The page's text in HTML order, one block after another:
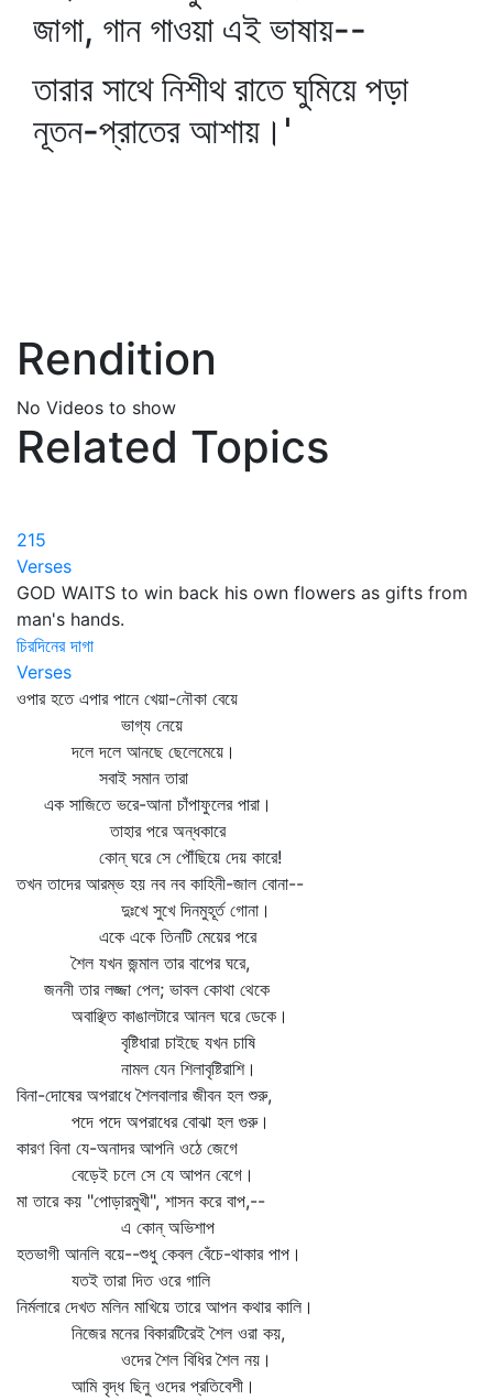
জাগা, গান গাওয়া এই ভাষায়--
তারার সাথে নিশীথ রাতে ঘুমিয়ে পড়া
নূতন-প্রাতের আশায়।'
Rendition
No Videos to show
Related Topics
215
Verses
GOD WAITS to win back his own flowers as gifts from
man's hands.
চিরদিনের দাগা
Verses
ওপার হতে এপার পানে খেয়া-নৌকা বেয়ে
ভাগ্য নেয়ে
দলে দলে আনছে ছেলেমেয়ে।
সবাই সমান তারা
এক সাজিতে ভরে-আনা চাঁপাফুলের পারা।
তাহার পরে অন্ধকারে
কোন্‌ ঘরে সে পৌঁছিয়ে দেয় কারে!
তখন তাদের আরম্ভ হয় নব নব কাহিনী-জাল বোনা--
দুঃখে সুখে দিনমুহূর্ত গোনা।
একে একে তিনটি মেয়ের পরে
শৈল যখন জন্মাল তার বাপের ঘরে,
জননী তার লজ্জা পেল; ভাবল কোথা থেকে
অবাঞ্ছিত কাঙালটারে আনল ঘরে ডেকে।
বৃষ্টিধারা চাইছে যখন চাষি
নামল যেন শিলাবৃষ্টিরাশি।
বিনা-দোষের অপরাধে শৈলবালার জীবন হল শুরু,
পদে পদে অপরাধের বোঝা হল গুরু।
কারণ বিনা যে-অনাদর আপনি ওঠে জেগে
বেড়েই চলে সে যে আপন বেগে।
মা তারে কয় "পোড়ারমুখী", শাসন করে বাপ,--
এ কোন্‌ অভিশাপ
হতভাগী আনলি বয়ে--শুধু কেবল বেঁচে-থাকার পাপ।
যতই তারা দিত ওরে গালি
নির্মলারে দেখত মলিন মাখিয়ে তারে আপন কথার কালি।
নিজের মনের বিকারটিরেই শৈল ওরা কয়,
ওদের শৈল বিধির শৈল নয়।
আমি বৃদ্ধ ছিনু ওদের প্রতিবেশী।